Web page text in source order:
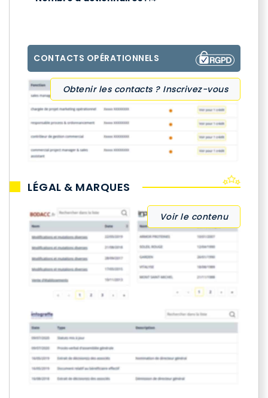
CONTACTS OPÉRATIONNELS
Obtenir les contacts ? Inscrivez-vous
LÉGAL & MARQUES
Voir le contenu